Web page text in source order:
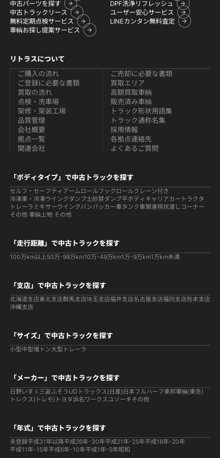
中古パーツを探す
DPF洗浄リフレッシュ
中古トラックリース
ユーザー安心サービス
無料定期点検サービス
LINEカンタン無料査定
車輌お探し提案サービス
リトラスについて
ご購入の流れ
ご登録に必要な書類
買取の流れ
ご売却に必要な書類
買取エリア
高額買取車輌
点検・洗車場
架修・架装工場
品質管理
販売済み車輌
トラック形状用語集
トラック通称名集
会社概要
拠点一覧
関連会社
採用情報
各拠点連絡先
よくあるご質問
「ボディタイプ」で中古トラックを探す
セルフ・セーフティ アームロールフックロールクレーン付き
冷凍車・冷凍ウイングダンプ土砂禁ダンプ平ボディ キャリアカー トラクタ
トレーラ ミキサーウイングバンパッカー車タンク車関連現状渡しコーナー
その他 車輌 上物 その他
「走行距離」で中古トラックを探す
100万km以上50万-99万km10万-49万km1万-9万km1万km未満
「支店」で中古トラックを探す
北海道支店東北支店群馬支店埼玉支店福井支店名古屋支店福岡支店熊本支店
沖縄支店
「サイズ」で中古トラックを探す
小型中型増トン大型 トレーラ
「メーカー」で中古トラックを探す
日野いすゞ 三菱ふそう UDトラックス(日産) 日本フルハーフ 東邦車輛(東急)
トレクス(トレモ) トヨタ浜名ワークス ユソーキその他
「年式」で中古トラックを探す
未登録平成31年以降平成26年-30年平成21年-25年平成16年-20年
平成11年-15年平成6年-10年平成1年-5年昭和